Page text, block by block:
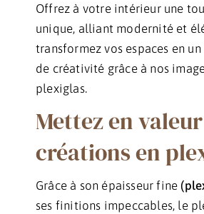
Offrez à votre intérieur une
unique, alliant modernité et
transformez vos espaces en
de créativité grâce à nos
plexiglas.
Mettez en
créations en
Grâce à son épaisseur fine
ses finitions impeccables, le